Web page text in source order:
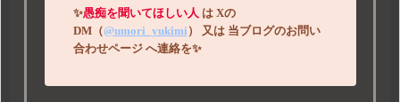
✨愚痴を聞いてほしい人 は Xの
DM（@umori_yukimi ） 又は 当ブログのお問い
合わせページへ連絡を✨